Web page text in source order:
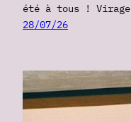
été à tous ! Virage
28/07/26